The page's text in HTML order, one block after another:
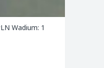
Wadium: 1